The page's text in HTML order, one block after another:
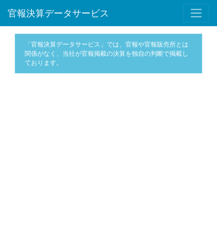
官報決算データサービス
「官報決算データサービス」では、官報や官報販売所とは
関係がなく、当社が官報掲載の決算を独自の判断で掲載し
ております。